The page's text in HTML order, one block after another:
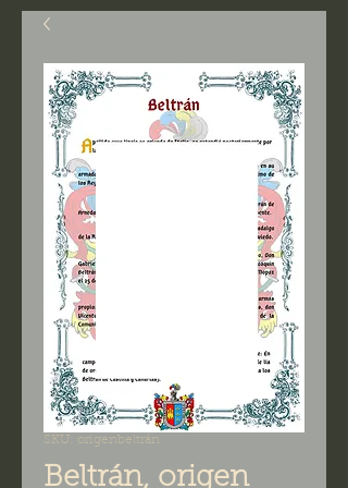
SKU: origenbeltrán
Beltrán, origen